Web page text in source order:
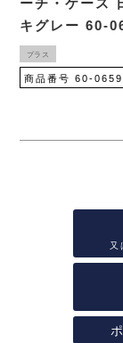
ーチ・ケース
キグレー 60-
プラス
商品番号 60-
又